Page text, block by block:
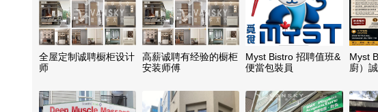
全屋定制诚聘橱柜设计
师
高薪诚聘有经验的橱柜
安装师傅
Myst Bistro 招聘值班&
便當包裝員
Myst
廚）